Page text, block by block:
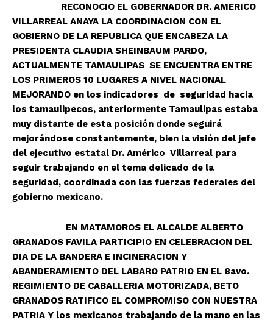
RECONOCIO EL GOBERNADOR DR. AMERICO
VILLARREAL ANAYA LA COORDINACION CON EL
GOBIERNO DE LA REPUBLICA QUE ENCABEZA LA
PRESIDENTA CLAUDIA SHEINBAUM PARDO,
ACTUALMENTE TAMAULIPAS SE ENCUENTRA ENTRE
LOS PRIMEROS 10 LUGARES A NIVEL NACIONAL
MEJORANDO en los indicadores de seguridad hacia
los tamaulipecos, anteriormente Tamaulipas estaba
muy distante de esta posición donde seguirá
mejorándose constantemente, bien la visión del jefe
del ejecutivo estatal Dr. Américo Villarreal para
seguir trabajando en el tema delicado de la
seguridad, coordinada con las fuerzas federales del
gobierno mexicano.
EN MATAMOROS EL ALCALDE ALBERTO
GRANADOS FAVILA PARTICIPIO EN CELEBRACION DEL
DIA DE LA BANDERA E INCINERACION Y
ABANDERAMIENTO DEL LABARO PATRIO EN EL 8avo.
REGIMIENTO DE CABALLERIA MOTORIZADA, BETO
GRANADOS RATIFICO EL COMPROMISO CON NUESTRA
PATRIA Y los mexicanos trabajando de la mano en las